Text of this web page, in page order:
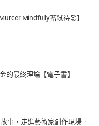
）舉行了2018
形容為「未出海過的水手」
默默以強調天然又追求高效
你我生活中蟄伏待發的澳洲
Mindfully蓄弒待發】
的最終理論【電子書】
事，走進藝術家創作現場，